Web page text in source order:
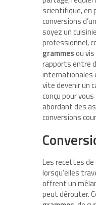
scientifique, en
conversions
soyez un
professionnel,
grammesou
rapports entre
internationales
vite devenir un
conçu pour
abordant des
conversions
Les recettes
lorsqu’elles
offrent un
peut dérouter.